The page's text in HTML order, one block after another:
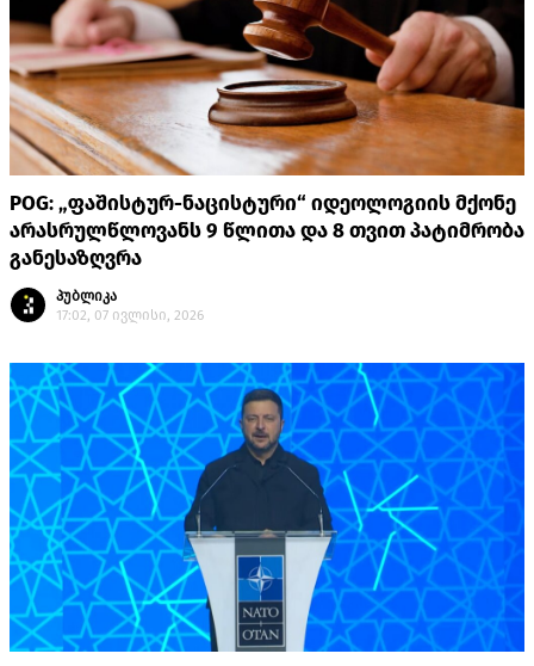
POG: „ფაშისტურ-ნაცისტური“ იდეოლოგიის მქონე
არასრულწლოვანს 9 წლითა და 8 თვით პატიმრობა
განესაზღვრა
პუბლიკა
17:02, 07 ივლისი, 2026